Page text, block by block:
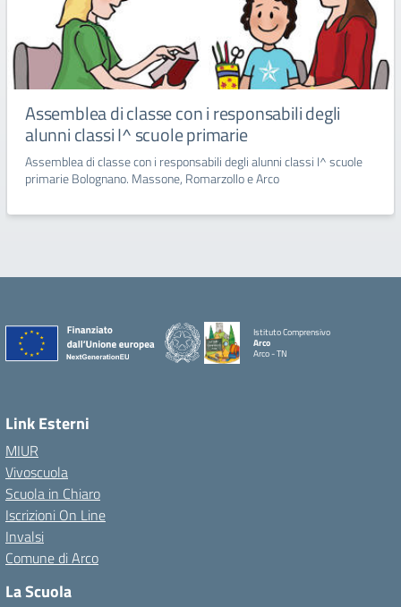
Assemblea di classe con i responsabili degli
alunni classi I^ scuole primarie
Assemblea di classe con i responsabili degli alunni classi I^ scuole
primarie Bolognano. Massone, Romarzollo e Arco
Istituto Comprensivo
Arco
Arco - TN
Link Esterni
MIUR
Vivoscuola
Scuola in Chiaro
Iscrizioni On Line
Invalsi
Comune di Arco
La Scuola